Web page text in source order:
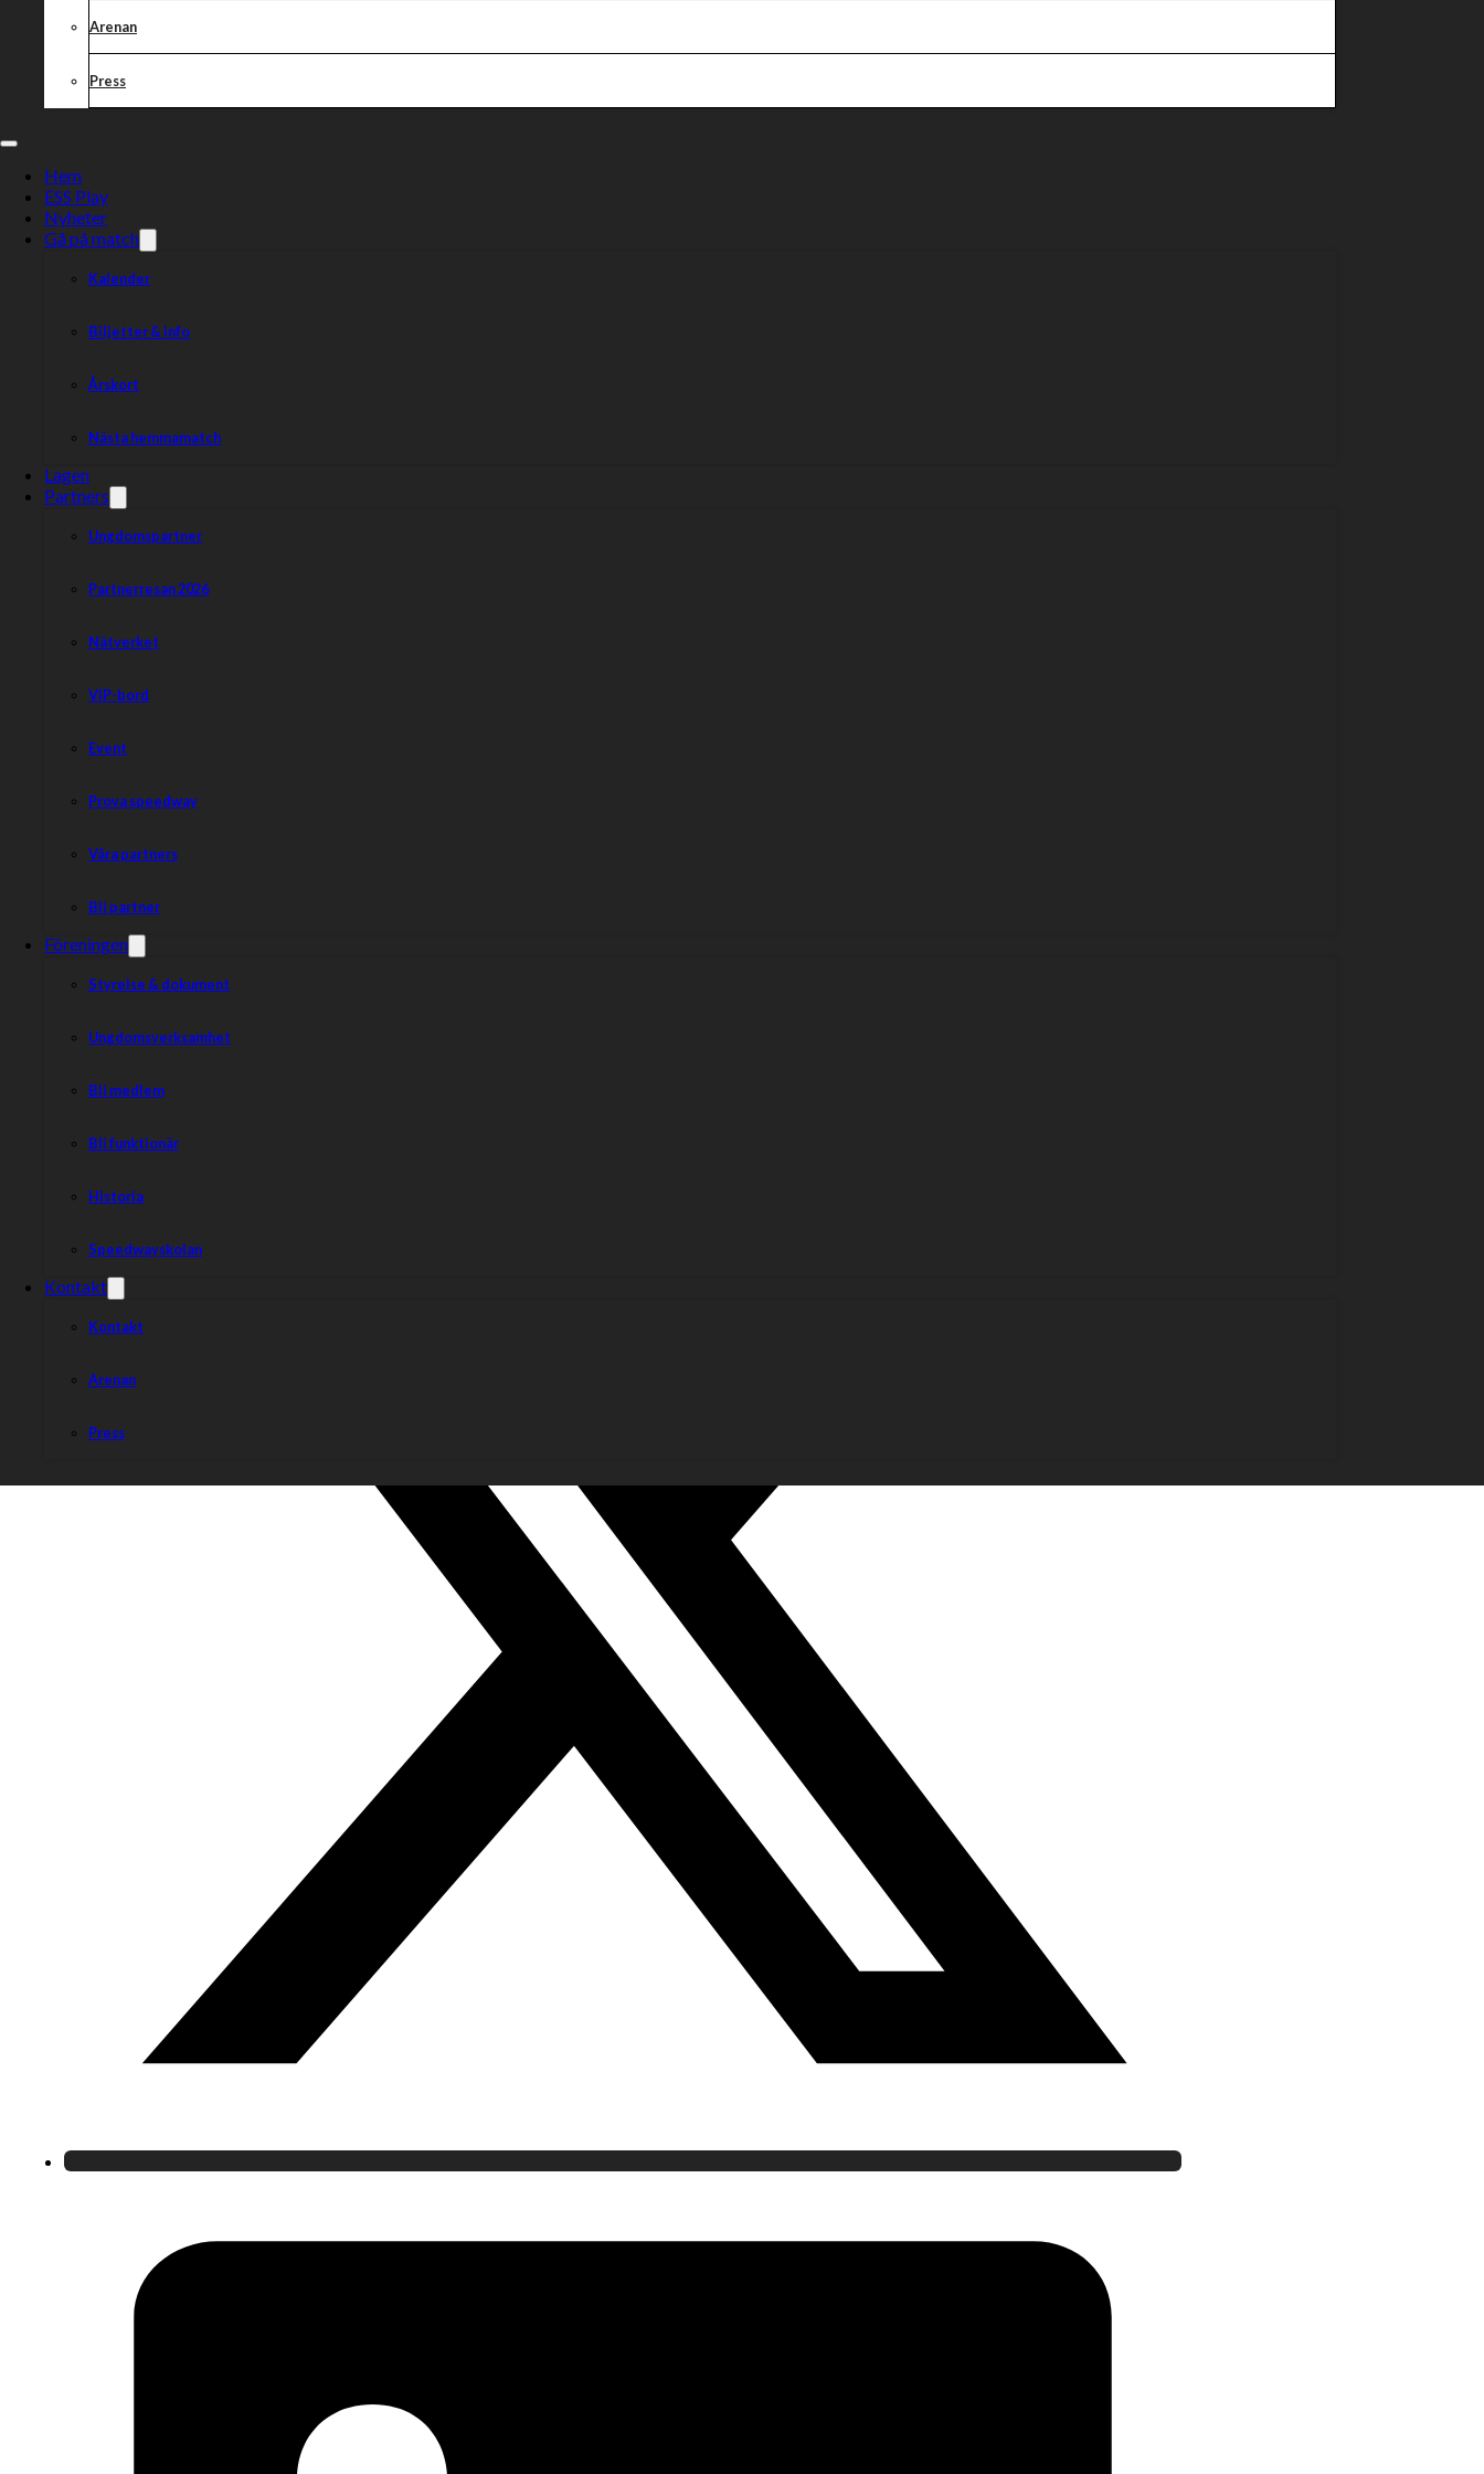
Arenan
Press
Hem
ESS Play
Nyheter
Gå på match
Kalender
Biljetter & info
Årskort
Nästa hemmamatch
Lagen
Partners
Ungdomspartner
Partnerresan 2026
Nätverket
VIP-bord
Event
Prova speedway
Våra partners
Bli partner
Föreningen
Styrelse & dokument
Ungdomsverksamhet
Bli medlem
Bli funktionär
Historia
Speedwayskolan
Kontakt
Kontakt
Arenan
Press